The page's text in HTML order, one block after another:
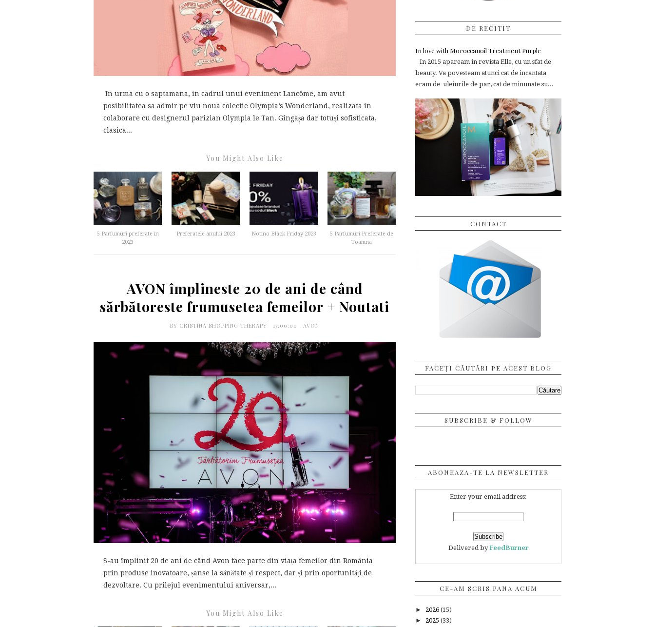
In urma cu o saptamana, in cadrul unui eveniment Lancôme, am avut
posibilitatea sa admir pe viu noua colectie Olympia’s Wonderland, realizata in
colaborare cu designerul parizian Olympia le Tan. Gingașa dar totuși sofisticata,
clasica...
You Might Also Like
5 Parfumuri preferate in
2023
Preferatele anului 2023 Notino Black Friday 2023
5 Parfumuri Preferate de
Toamna
AVON împlineste 20 de ani de când
sărbătoreste frumusetea femeilor + Noutati
BY CRISTINA SHOPPING THERAPY 13:00:00 AVON
S-au împlinit 20 de ani de când Avon face parte din viața femeilor din România
prin produse inovatoare, șanse la sănătate și respect, dar și prin oportunități de
dezvoltare. Cu prilejul evenimentului aniversar,...
You Might Also Like
DE RECITIT
In love with Moroccanoil Treatment Purple
In 2015 apaream in revista Elle, cu un sfat de
beauty. Va povesteam atunci cat de incantata
eram de uleiurile de par, cat de minunate su...
CONTACT
FACEȚI CĂUTĂRI PE ACEST BLOG
SUBSCRIBE & FOLLOW
ABONEAZA-TE LA NEWSLETTER
Enter your email address:
Delivered byFeedBurner
CE-AM SCRIS PANA ACUM
► 2026 (15)
► 2025 (33)